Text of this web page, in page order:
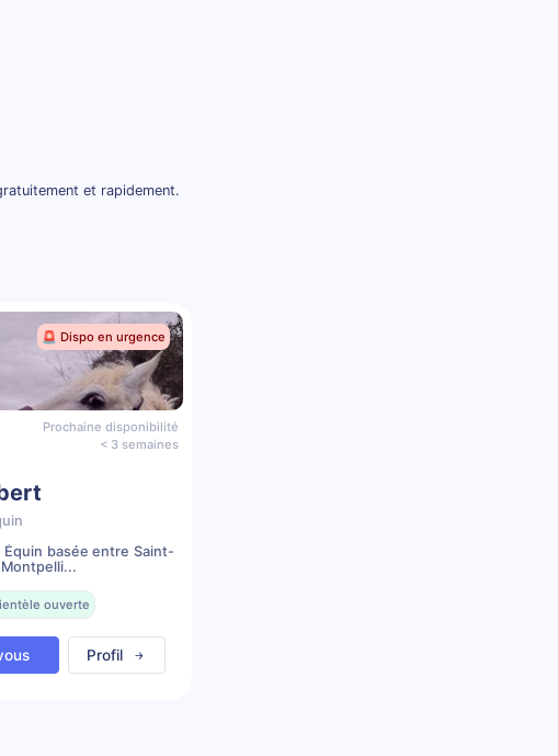
et rapidement.
🚨 Dispo en urgence
Prochaine disponibilité
< 3 semaines
basée entre Saint-
ouverte
Profil